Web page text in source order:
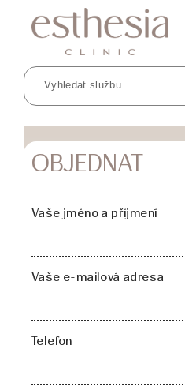
OBJEDNAT
Vaše jméno a příjmení
Vaše e-mailová adresa
Telefon